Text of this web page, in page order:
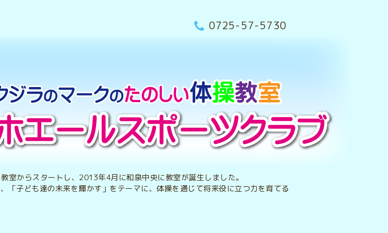
からスタートし、2013年4月に和泉中央に教室が誕生しました。
「子ども達の未来を輝かす」をテーマに、体操を通じて将来役に立つ力を育てる
0725-57-5730